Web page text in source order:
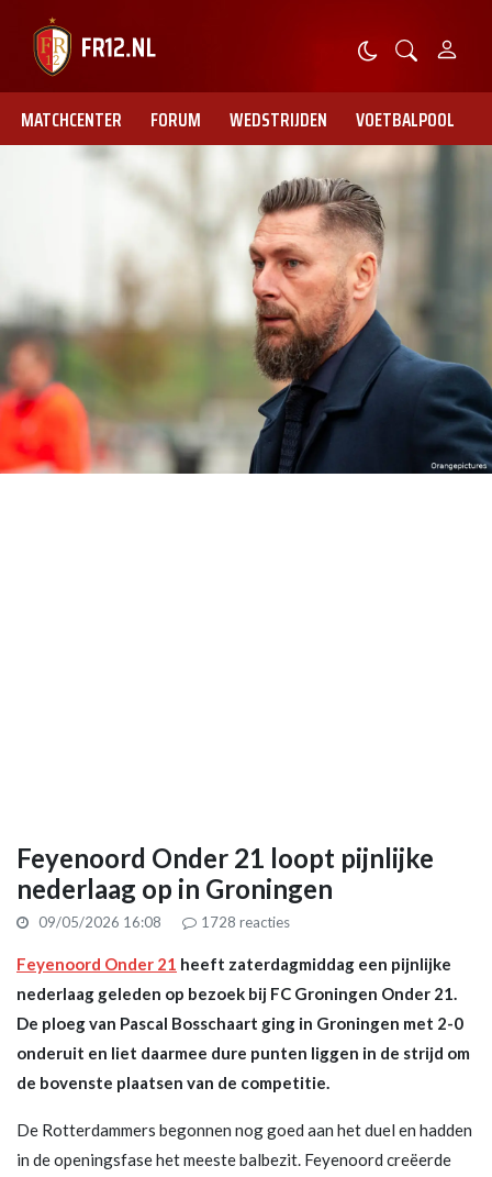
MATCHCENTER FORUM WEDSTRIJDEN VOETBALPOOL
Feyenoord Onder 21 loopt pijnlijke
nederlaag op in Groningen
09/05/2026 16:08 1728 reacties
Feyenoord Onder 21 heeft zaterdagmiddag een pijnlijke
nederlaag geleden op bezoek bij FC Groningen Onder 21.
De ploeg van Pascal Bosschaart ging in Groningen met 2-0
onderuit en liet daarmee dure punten liggen in de strijd om
de bovenste plaatsen van de competitie.
De Rotterdammers begonnen nog goed aan het duel en hadden
in de openingsfase het meeste balbezit. Feyenoord creëerde